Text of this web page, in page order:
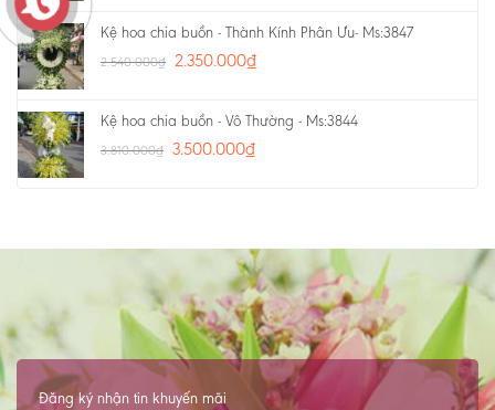
Kệ hoa chia buồn - Thành Kính Phân Ưu- Ms:3847
2.540.000₫ 2.350.000₫
Kệ hoa chia buồn - Vô Thường - Ms:3844
3.810.000₫ 3.500.000₫
Đăng ký nhận tin khuyến mãi